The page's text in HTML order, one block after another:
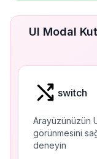
UI Modal
switch
Arayüzünüzün
görünmesini
deneyin